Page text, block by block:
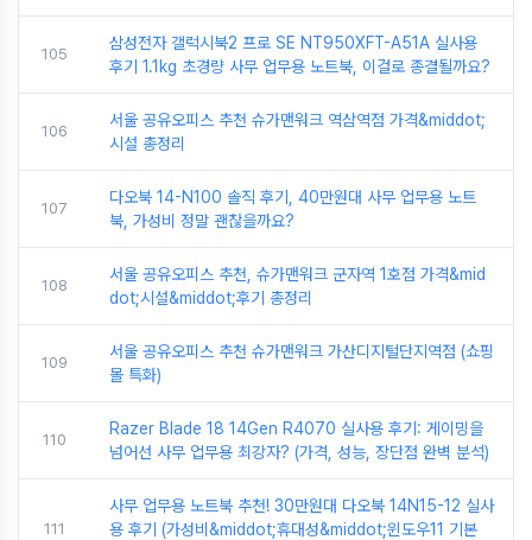
105
삼성전자 갤럭시북2 프로 SE NT950XFT-A51A 실사용
후기 1.1kg 초경량 사무 업무용 노트북, 이걸로 종결될까요?
106
서울 공유오피스 추천 슈가맨워크 역삼역점 가격&middot;
시설 총정리
107
다오북 14-N100 솔직 후기, 40만원대 사무 업무용 노트
북, 가성비 정말 괜찮을까요?
108
서울 공유오피스 추천, 슈가맨워크 군자역 1호점 가격&mid
dot;시설&middot;후기 총정리
109
서울 공유오피스 추천 슈가맨워크 가산디지털단지역점 (쇼핑
몰 특화)
110
Razer Blade 18 14Gen R4070 실사용 후기: 게이밍을
넘어선 사무 업무용 최강자? (가격, 성능, 장단점 완벽 분석)
111
사무 업무용 노트북 추천! 30만원대 다오북 14N15-12 실사
용 후기 (가성비&middot;휴대성&middot;윈도우11 기본